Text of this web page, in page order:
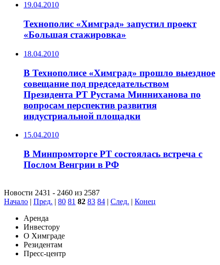
19.04.2010
Технополис «Химград» запустил проект
«Большая стажировка»
18.04.2010
В Технополисе «Химград» прошло выездное
совещание под председательством
Президента РТ Рустама Минниханова по
вопросам перспектив развития
индустриальной площадки
15.04.2010
В Минпромторге РТ состоялась встреча с
Послом Венгрии в РФ
Новости 2431 - 2460 из 2587
Начало | Пред. | 80 81 82 83 84 | След. | Конец
Аренда
Инвестору
О Химграде
Резидентам
Пресс-центр